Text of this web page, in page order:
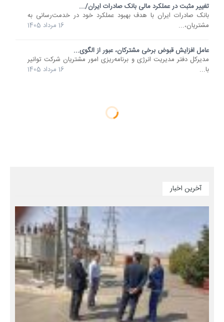
تغییر مثبت در عملکرد مالی بانک صادرات ایران/...
​بانک صادرات ایران با هدف بهبود عملکرد خود در خدمت‌رسانی به
مشتریان،...
16 مرداد 1405
عامل افزایش قبوض برخی مشترکان، عبور از الگوی...
مدیرکل دفتر مدیریت انرژی و برنامه‌ریزی امور مشتریان شرکت توانیر
با...
16 مرداد 1405
آخرین اخبار